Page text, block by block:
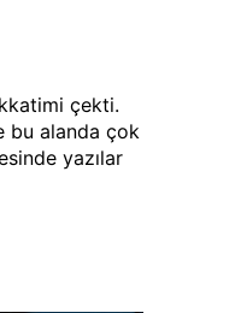
çekti.
bu alanda çok
yazılar